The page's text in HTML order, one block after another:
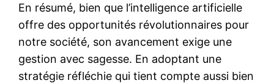
En résumé, bien que l’intelligence artificielle
offre des opportunités révolutionnaires pour
notre société, son avancement exige une
gestion avec sagesse. En adoptant une
stratégie réfléchie qui tient compte aussi bien